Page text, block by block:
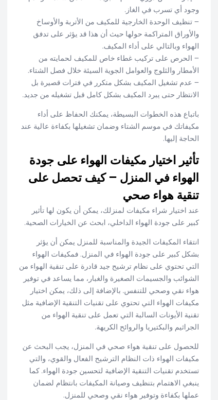
وجود أي تسرب في الغاز.
– تنظيف الوحدة الخارجية للمكيف من الأتربة والأوساخ
والأوراق المتراكمة حولها حيث أن هذا قد يؤثر على تدفق
الهواء وبالتالي على أداء المكيف.
– الحرص على تركيب غطاء خاص للمكيف لحمايته من
الأمطار والثلوج والعوامل الجوية السيئة خلال فصل الشتاء.
– عدم تشغيل المكيف بشكل متكرر في فترات قصيرة بل
الانتظار حتى يبرد المكيف بشكل كامل قبل تشغيله من جديد.
باتباع هذه الخطوات البسيطة، يمكنك الحفاظ على أداء
مكيفاتك في موسم الشتاء وضمان تشغيلها بكفاءة عالية عند
الحاجة إليها.
تأثير اختيار مكيفات الهواء على جودة
الهواء في المنزل – كيف تحصل على
تنقية هواء صحي
عند اختيار شراء مكيفات لمنزلك، يمكن أن يكون لها تأثير
كبير على جودة الهواء الداخلي، ابحث عن الخيارات الصحية.
انتقاء المكيفات الجيدة والمناسبة للمنزل يمكن أن يؤثر
بشكل كبير على جودة الهواء في المنزل. فمكيفات الهواء
التي تحتوي على نظام ترشيح جيد قادرة على تنقية الهواء من
الشوائب والجسيمات الصغيرة والغبار، مما يساعد في توفير
هواء نقي وصحي للتنفس. بالإضافة إلى ذلك، يمكن اختيار
مكيفات الهواء التي تحتوي على تقنيات التنقية الإضافية مثل
تقنية الأيونات السالبة التي تعمل على تنقية الهواء من
الجراثيم والبكتيريا والروائح الكريهة.
للحصول على تنقية هواء صحي في المنزل، يجب البحث عن
مكيفات الهواء ذات النظام الترشيح الفعال والقوي، والتي
تستخدم تقنيات التنقية الإضافية لتحسين جودة الهواء. كما
ينبغي الاهتمام بتنظيف وصيانة المكيفات بانتظام لضمان
عملها بكفاءة وتوفير هواء نقي وصحي للمنزل.